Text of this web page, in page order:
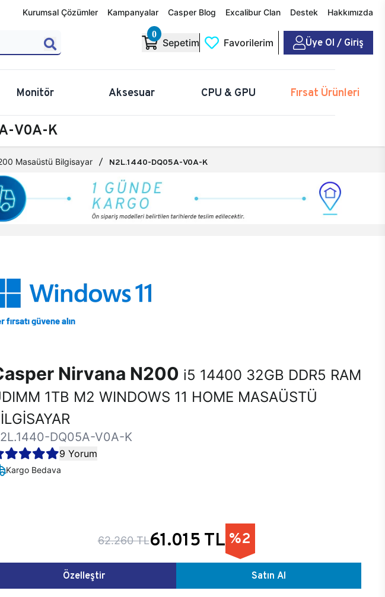
Kurumsal Çözümler Kampanyalar Casper Blog Excalibur Clan Destek Hakkımızda
0
Sepetim Favorilerim Üye Ol / Giriş
Monitör Aksesuar CPU & GPU Fırsat Ürünleri
V0A-K
Masaüstü Bilgisayar N2L.1440-DQ05A-V0A-K
Nirvana N200 i5 14400 32GB DDR5 RAM
1TB M2 WINDOWS 11 HOME MASAÜSTÜ
DQ05A-V0A-K
9 Yorum
Kargo Bedava
62.260 TL61.015 TL %2
Özelleştir Satın Al